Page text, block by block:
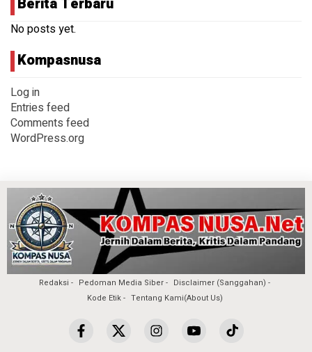
No posts yet.
Kompasnusa
Log in
Entries feed
Comments feed
WordPress.org
Redaksi Pedoman Media Siber
Disclaimer (Sanggahan)
Kode Etik
Tentang Kami(About Us)